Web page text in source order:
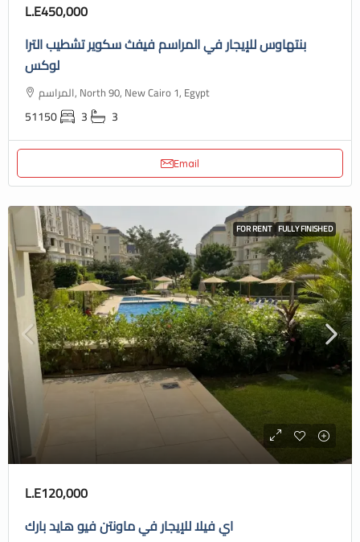
L.E450,000
بنتهاوس للإيجار في المراسم فيفث سكوير تشطيب الترا
لوكس
المراسم, North 90, New Cairo 1, Egypt
51150 3 3
Email
FOR RENT FULLY FINISHED
L.E120,000
اي فيلا للإيجار في ماونتن فيو هايد بارك